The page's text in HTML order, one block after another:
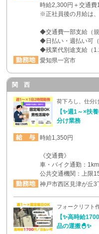
時給2,300円＋交通費
※正社員後の月給は
◆交通費一部支給（規
◆日払い・週払い可（
◆残業代別途支給（
愛知県一宮市
関 西
荷下ろし、仕分
【✨週1～×扶
分け業務
時給1,350円
《交通費》
車・バイク通勤：
公共交通機関：上限
神戸市西区見津が丘3
フォークリフト
【✨高時給
品の運搬🐣✨